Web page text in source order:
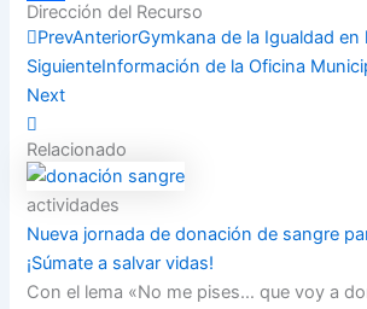
Compartir
Dirección del Recurso
PrevAnteriorGymkana de la Igualdad en
SiguienteInformación de la Oficina
Next
Relacionado
actividades
Nueva jornada de donación de sangre
¡Súmate a salvar vidas!
Con el lema «No me pises… que voy a